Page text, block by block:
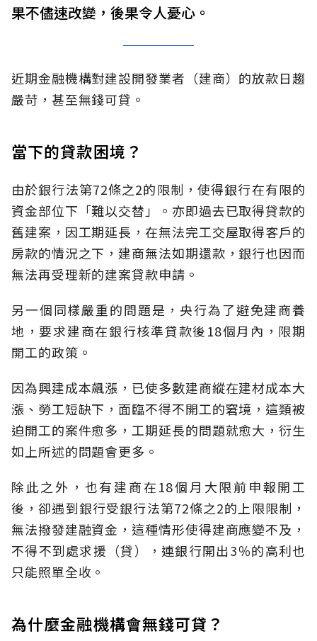
果不儘速改變，後果令人憂心。
近期金融機構對建設開發業者（建商）的放款日趨
嚴苛，甚至無錢可貸。
當下的貸款困境？
由於銀行法第72條之2的限制，使得銀行在有限的
資金部位下「難以交替」。亦即過去已取得貸款的
舊建案，因工期延長，在無法完工交屋取得客戶的
房款的情況之下，建商無法如期還款，銀行也因而
無法再受理新的建案貸款申請。
另一個同樣嚴重的問題是，央行為了避免建商養
地，要求建商在銀行核準貸款後18個月內，限期
開工的政策。
因為興建成本飆漲，已使多數建商縱在建材成本大
漲、勞工短缺下，面臨不得不開工的窘境，這類被
迫開工的案件愈多，工期延長的問題就愈大，衍生
如上所述的問題會更多。
除此之外，也有建商在18個月大限前申報開工
後，卻遇到銀行受銀行法第72條之2的上限限制，
無法撥發建融資金，這種情形使得建商應變不及，
不得不到處求援（貸），連銀行開出3％的高利也
只能照單全收。
為什麼金融機構會無錢可貸？